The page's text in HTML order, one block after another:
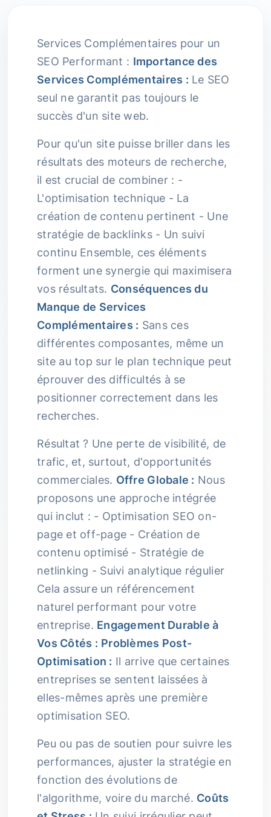
Services Complémentaires pour un
SEO Performant : Importance des
Services Complémentaires : Le SEO
seul ne garantit pas toujours le
succès d'un site web.
Pour qu'un site puisse briller dans les
résultats des moteurs de recherche,
il est crucial de combiner : -
L'optimisation technique - La
création de contenu pertinent - Une
stratégie de backlinks - Un suivi
continu Ensemble, ces éléments
forment une synergie qui maximisera
vos résultats. Conséquences du
Manque de Services
Complémentaires : Sans ces
différentes composantes, même un
site au top sur le plan technique peut
éprouver des difficultés à se
positionner correctement dans les
recherches.
Résultat ? Une perte de visibilité, de
trafic, et, surtout, d'opportunités
commerciales. Offre Globale : Nous
proposons une approche intégrée
qui inclut : - Optimisation SEO on-
page et off-page - Création de
contenu optimisé - Stratégie de
netlinking - Suivi analytique régulier
Cela assure un référencement
naturel performant pour votre
entreprise. Engagement Durable à
Vos Côtés : Problèmes Post-
Optimisation : Il arrive que certaines
entreprises se sentent laissées à
elles-mêmes après une première
optimisation SEO.
Peu ou pas de soutien pour suivre les
performances, ajuster la stratégie en
fonction des évolutions de
l'algorithme, voire du marché. Coûts